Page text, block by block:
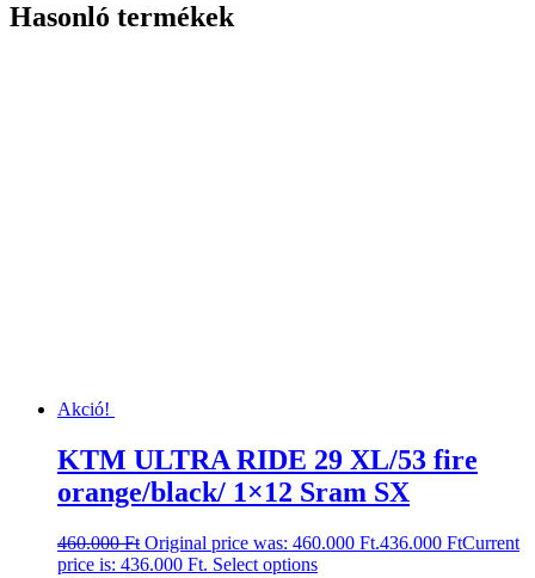
Hasonló termékek
Akció!
KTM ULTRA RIDE 29 XL/53 fire
orange/black/ 1×12 Sram SX
460.000Ft Original price was: 460.000 Ft.436.000 FtCurrent
price is: 436.000 Ft. Select options